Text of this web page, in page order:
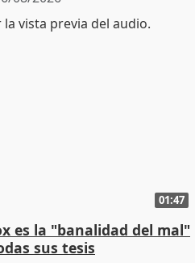
01:47
es la "banalidad del mal"
sus tesis